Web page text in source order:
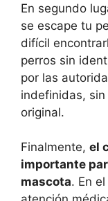
En segundo
se escape tu
difícil
perros sin
por las
indefinidas,
original.
Finalmente, el
importante
mascota. En